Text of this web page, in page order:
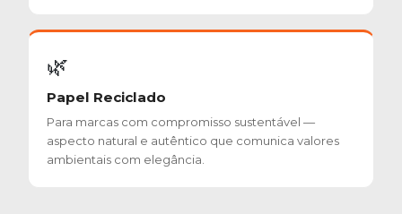
🌿
Papel Reciclado
Para marcas com compromisso sustentável —
aspecto natural e autêntico que comunica valores
ambientais com elegância.